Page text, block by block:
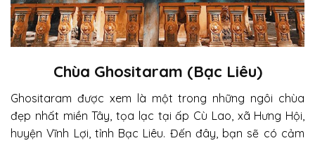
Chùa Ghositaram (Bạc Liêu)
Ghositaram được xem là một trong những ngôi chùa
đẹp nhất miền Tây, tọa lạc tại ấp Cù Lao, xã Hưng Hội,
huyện Vĩnh Lợi, tỉnh Bạc Liêu. Đến đây, bạn sẽ có cảm